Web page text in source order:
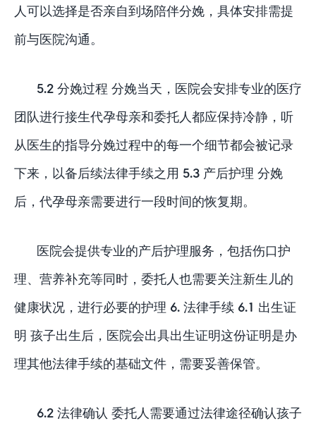
人可以选择是否亲自到场陪伴分娩，具体安排需提
前与医院沟通。
5.2 分娩过程 分娩当天，医院会安排专业的医疗
团队进行接生代孕母亲和委托人都应保持冷静，听
从医生的指导分娩过程中的每一个细节都会被记录
下来，以备后续法律手续之用 5.3 产后护理 分娩
后，代孕母亲需要进行一段时间的恢复期。
医院会提供专业的产后护理服务，包括伤口护
理、营养补充等同时，委托人也需要关注新生儿的
健康状况，进行必要的护理 6. 法律手续 6.1 出生证
明 孩子出生后，医院会出具出生证明这份证明是办
理其他法律手续的基础文件，需要妥善保管。
6.2 法律确认 委托人需要通过法律途径确认孩子